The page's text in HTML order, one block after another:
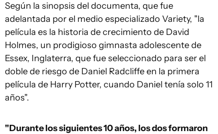
Según la sinopsis del documenta, que fue
adelantada por el medio especializado Variety, "la
película es la historia de crecimiento de David
Holmes, un prodigioso gimnasta adolescente de
Essex, Inglaterra, que fue seleccionado para ser el
doble de riesgo de Daniel Radcliffe en la primera
película de Harry Potter, cuando Daniel tenía solo 11
años".
"Durante los siguientes 10 años, los dos formaron